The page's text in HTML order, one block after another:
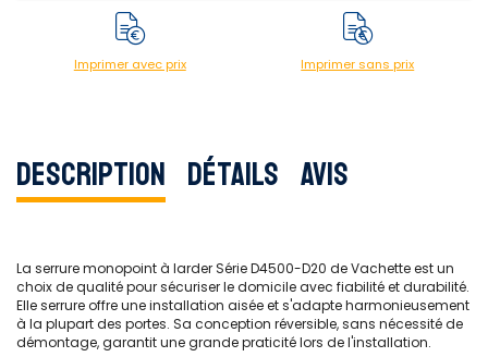
Imprimer avec prix Imprimer sans prix
Description Détails Avis
La serrure monopoint à larder Série D4500-D20 de Vachette est un
choix de qualité pour sécuriser le domicile avec fiabilité et durabilité.
Elle serrure offre une installation aisée et s'adapte harmonieusement
à la plupart des portes. Sa conception réversible, sans nécessité de
démontage, garantit une grande praticité lors de l'installation.